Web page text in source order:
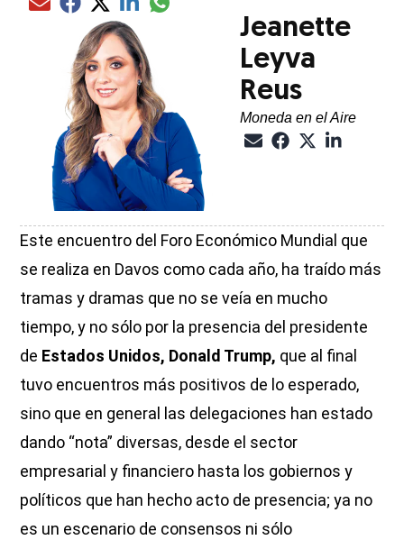
Compartir el artículo actual mediante Email
Compartir el artículo actual mediante Facebook
Compartir el artículo actual mediante Twitter
Compartir el artículo actual mediante LinkedIn
Compartir el artículo actual mediante
Jeanette
Leyva
Reus
Moneda en el Aire
Este encuentro del Foro Económico Mundial que
se realiza en Davos como cada año, ha traído más
tramas y dramas que no se veía en mucho
tiempo, y no sólo por la presencia del presidente
de Estados Unidos, Donald Trump, que al final
tuvo encuentros más positivos de lo esperado,
sino que en general las delegaciones han estado
dando “nota” diversas, desde el sector
empresarial y financiero hasta los gobiernos y
políticos que han hecho acto de presencia; ya no
es un escenario de consensos ni sólo